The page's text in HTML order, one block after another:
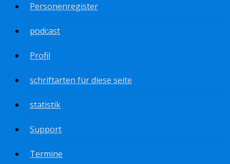
Personenregister
podcast
Profil
schriftarten für diese seite
statistik
Support
Termine